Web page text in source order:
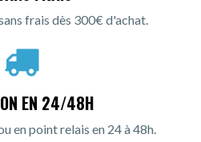
frais dès 300€ d'achat.
EN 24/48H
en point relais en 24 à 48h.